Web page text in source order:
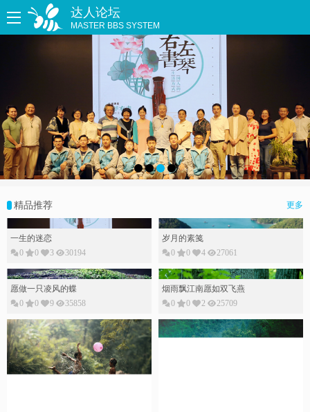
达人论坛
MASTER BBS SYSTEM
精品推荐 更多
一生的迷恋
0
0 3 30194
岁月的素䇳
0
0 4 27061
愿做一只凌风的蝶
0
0 9 35858
烟雨飘江南愿如双飞燕
0
0 2 25709